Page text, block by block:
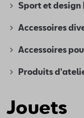
Sport et design
Accessoires
Accessoires
Produits
Jouets